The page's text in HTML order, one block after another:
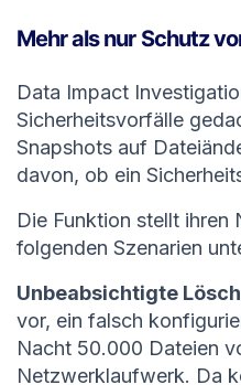
Mehr als nur Schutz
Data Impact
Sicherheitsvorfälle
Snapshots auf
davon, ob ein
Die Funktion stellt ihren
folgenden Szenarien
Unbeabsichtigte
vor, ein falsch
Nacht 50.000 Dateien
Netzwerklaufwerk. Da